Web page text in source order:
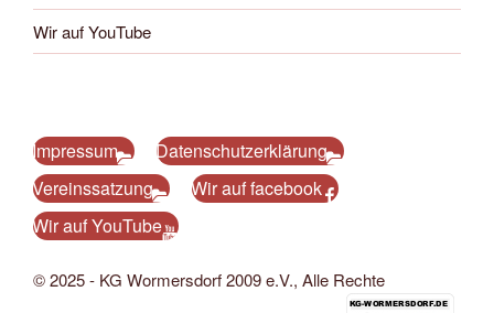
Wir auf YouTube
Impressum
Datenschutzerklärung
Vereinssatzung
Wir auf facebook
Wir auf YouTube
© 2025 - KG Wormersdorf 2009 e.V., Alle Rechte